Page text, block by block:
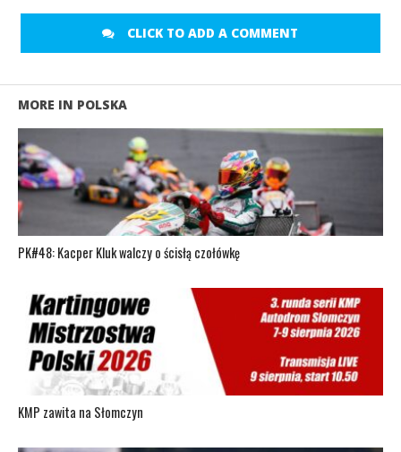
CLICK TO ADD A COMMENT
MORE IN POLSKA
PK#48: Kacper Kluk walczy o ścisłą czołówkę
KMP zawita na Słomczyn